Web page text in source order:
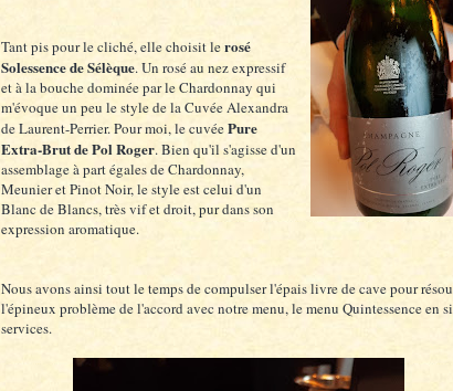
Tant pis pour le cliché, elle choisit lerosé
Solessence de Sélèque. Un rosé au nez expressif
et à la bouche dominée par le Chardonnay qui
m'évoque un peu le style de la Cuvée Alexandra
de Laurent-Perrier. Pour moi, le cuvéePure
Extra-Brut de Pol Roger. Bien qu'il s'agisse d'un
assemblage à part égales de Chardonnay,
Meunier et Pinot Noir, le style est celui d'un
Blanc de Blancs, très vif et droit, pur dans son
expression aromatique.
Nous avons ainsi tout le temps de compulser l'épais livre de cave pour
l'épineux problème de l'accord avec notre menu, le menu Quintessence en
services.